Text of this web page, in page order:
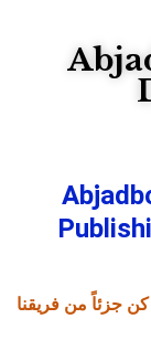
كن جزئاً من فريقنا